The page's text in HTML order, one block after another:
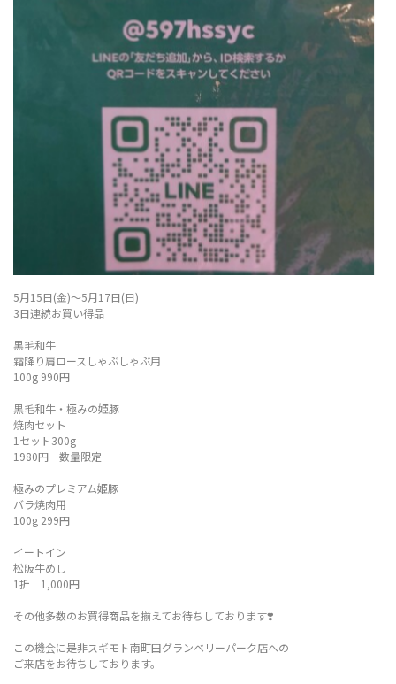
5月15日(金)〜5月17日(日)
3日連続お買い得品
黒毛和牛
霜降り肩ロースしゃぶしゃぶ用
100g 990円
黒毛和牛・極みの姫豚
焼肉セット
1セット300g
1980円 数量限定
極みのプレミアム姫豚
バラ焼肉用
100g 299円
イートイン
松阪牛めし
1折 1,000円
その他多数のお買得商品を揃えてお待ちしております❣️
この機会に是非スギモト南町田グランベリーパーク店への
ご来店をお待ちしております。